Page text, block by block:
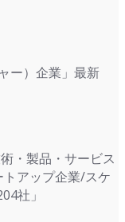
ー）企業」最新
・製品・サービス
アップ企業/スケ
社」